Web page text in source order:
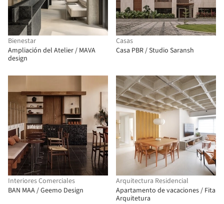
Bienestar
Ampliación del Atelier / MAVA
design
Casas
Casa PBR / Studio Saransh
Interiores Comerciales
BAN MAA / Geemo Design
Arquitectura Residencial
Apartamento de vacaciones / Fita
Arquitetura